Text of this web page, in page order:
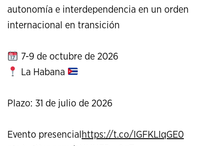
autonomía e interdependencia en un orden
internacional en transición
7-9 de octubre de 2026
La Habana
Plazo: 31 de julio de 2026
Evento presencial https://t.co/IGFKLIqGE0